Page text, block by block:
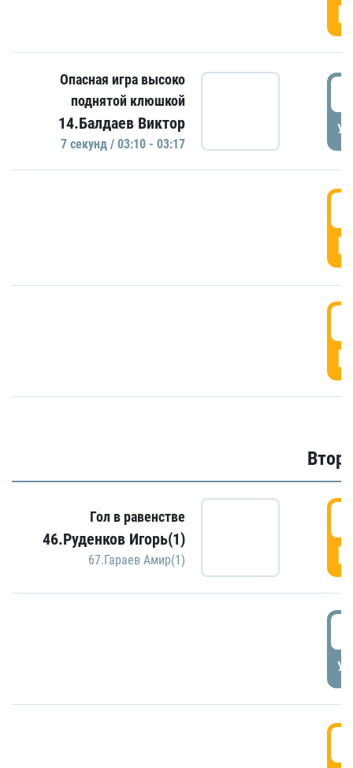
Опасная игра высоко
поднятой клюшкой
14.Балдаев Виктор
7 секунд / 03:10 - 03:17
Гол в равенстве
46.Руденков Игорь(1)
67.Гараев Амир(1)